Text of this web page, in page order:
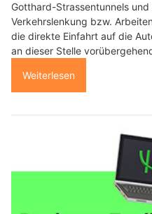
Gotthard-Strassentunnels
Verkehrslenkung bzw.
die direkte Einfahrt auf die
an dieser Stelle
Weiterlesen